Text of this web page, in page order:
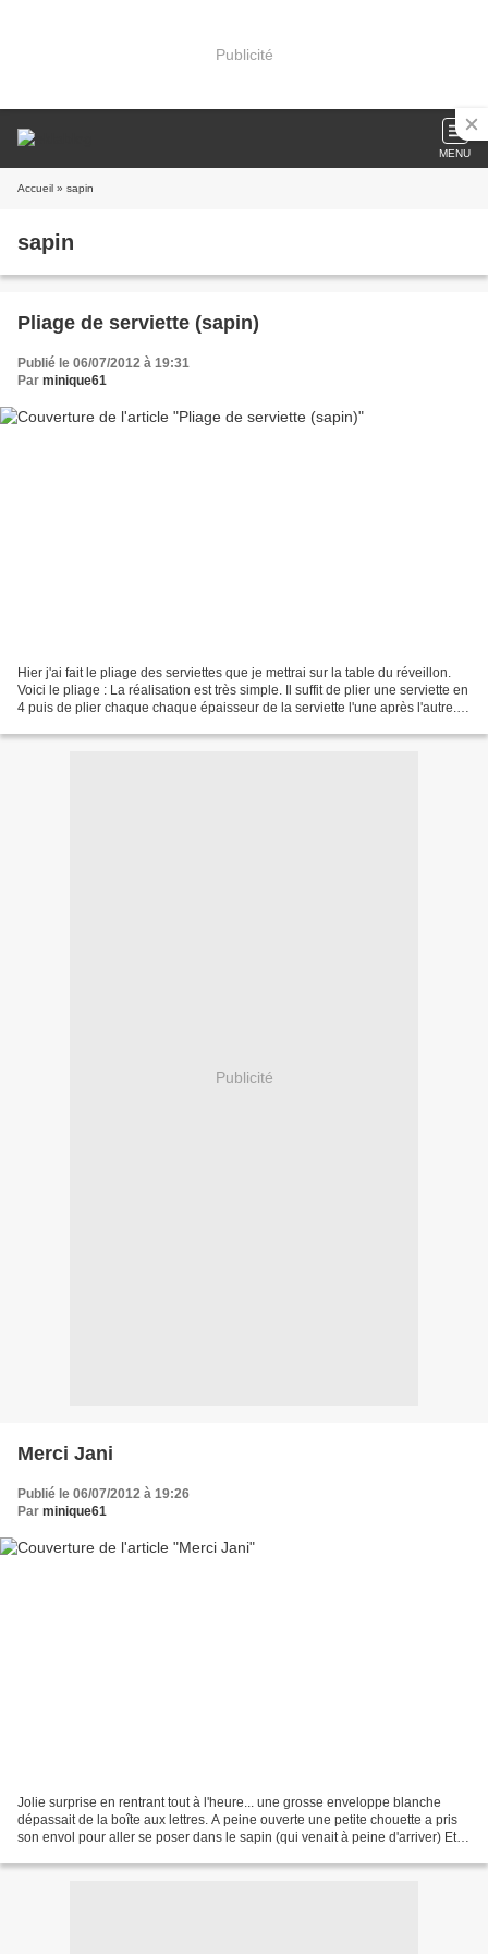
Publicité
MENU
Accueil » sapin
sapin
Pliage de serviette (sapin)
Publié le 06/07/2012 à 19:31
Par minique61
Hier j'ai fait le pliage des serviettes que je mettrai sur la table du réveillon.
Voici le pliage : La réalisation est très simple. Il suffit de plier une serviette en
4 puis de plier chaque chaque épaisseur de la serviette l'une après l'autre.
Publicité
Merci Jani
Publié le 06/07/2012 à 19:26
Par minique61
Jolie surprise en rentrant tout à l'heure... une grosse enveloppe blanche
dépassait de la boîte aux lettres. A peine ouverte une petite chouette a pris
son envol pour aller se poser dans le sapin (qui venait à peine d'arriver) Et